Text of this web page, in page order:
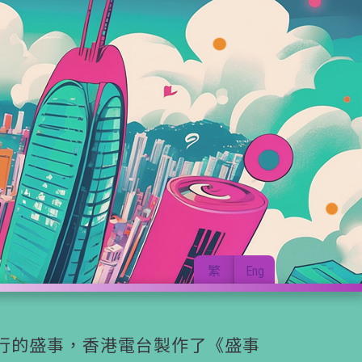
繁 Eng
的盛事，香港電台製作了《盛事